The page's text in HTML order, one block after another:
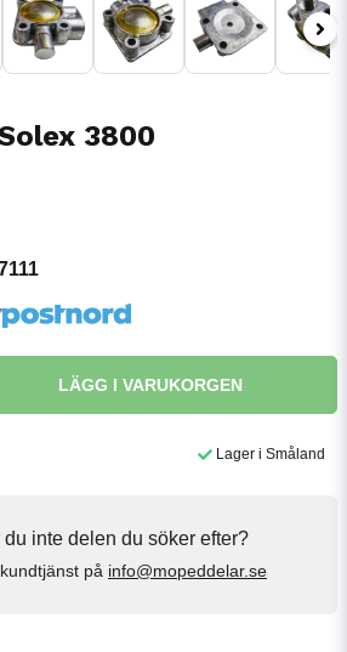
3800
LÄGG I VARUKORGEN
Lager i Småland
du inte delen du söker efter?
på info@mopeddelar.se